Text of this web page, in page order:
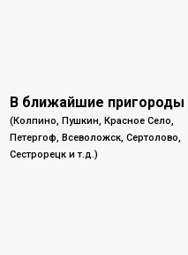
В ближайшие пригороды
(Колпино, Пушкин, Красное Село,
Петергоф, Всеволожск, Сертолово,
Сестрорецк и т.д.)